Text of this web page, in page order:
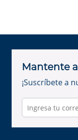
Mantente
¡Suscríbete a